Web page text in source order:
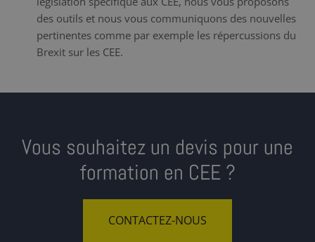
des outils et nous vous communiquons des nouvelles
pertinentes comme par exemple les répercussions du
Brexit sur les CEE.
Vous souhaitez un devis pour une
formation en CEE ?
CONTACTEZ-NOUS